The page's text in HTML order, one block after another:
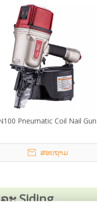
Pneumatic Coil Nail Gun
ສອບຖາມ
ະ Siding